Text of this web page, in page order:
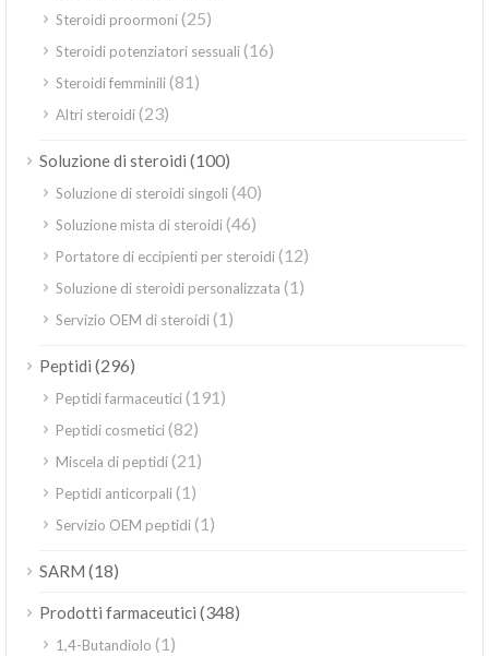
Steroidi proormoni(25)
Steroidi potenziatori sessuali(16)
Steroidi femminili(81)
Altri steroidi(23)
Soluzione di steroidi (100)
Soluzione di steroidi singoli(40)
Soluzione mista di steroidi(46)
Portatore di eccipienti per steroidi(12)
Soluzione di steroidi personalizzata (1)
Servizio OEM di steroidi(1)
Peptidi (296)
Peptidi farmaceutici(191)
Peptidi cosmetici(82)
Miscela di peptidi(21)
Peptidi anticorpali(1)
Servizio OEM peptidi(1)
SARM (18)
Prodotti farmaceutici (348)
1,4-Butandiolo (1)